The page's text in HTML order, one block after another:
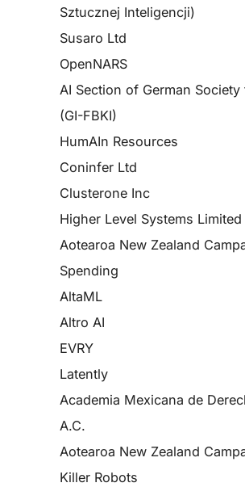
Sztucznej Inteligencji)
Susaro Ltd
OpenNARS
AI Section of German
(GI-FBKI)
HumAIn Resources
Coninfer Ltd
Clusterone Inc
Higher Level Systems Limited
Aotearoa New Zealand
Spending
AltaML
Altro AI
EVRY
Latently
Academia Mexicana de
A.C.
Aotearoa New Zealand
Killer Robots